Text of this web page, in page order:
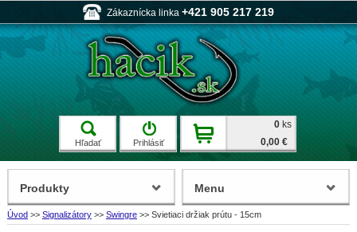
Zákaznícka linka +421 905 217 219
Hľadať Prihlásiť
0 ks
0,00 €
Úvod >> Signalizátory >> Swingre >> Svietiaci držiak prútu - 15cm
Produkty Menu